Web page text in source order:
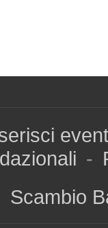
-
Scambio